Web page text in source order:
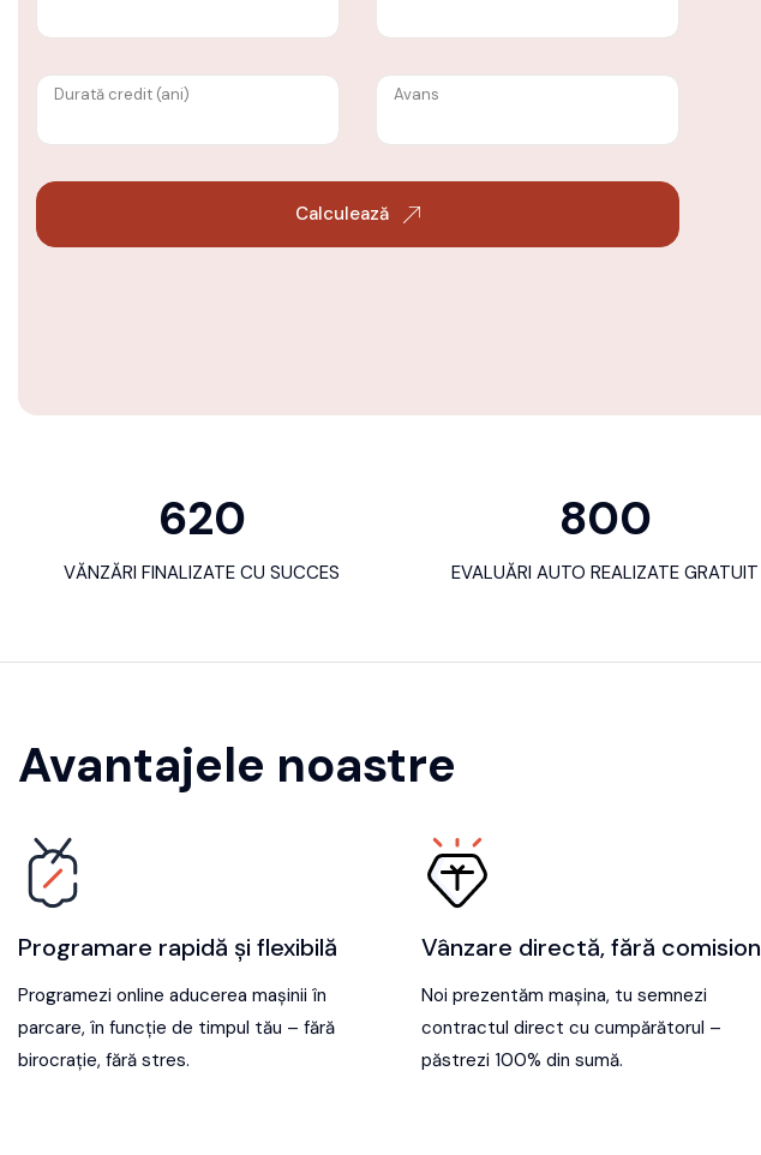
Durată credit (ani) Avans
Calculează
VĂNZĂRI FINALIZATE CU SUCCES
620
EVALUĂRI AUTO REALIZATE GRATUIT
800
Avantajele noastre
Programare rapidă și flexibilă
Programezi online aducerea mașinii în
parcare, în funcție de timpul tău – fără
birocrație, fără stres.
Vânzare directă, fără comision
Noi prezentăm mașina, tu semnezi
contractul direct cu cumpărătorul –
păstrezi 100% din sumă.